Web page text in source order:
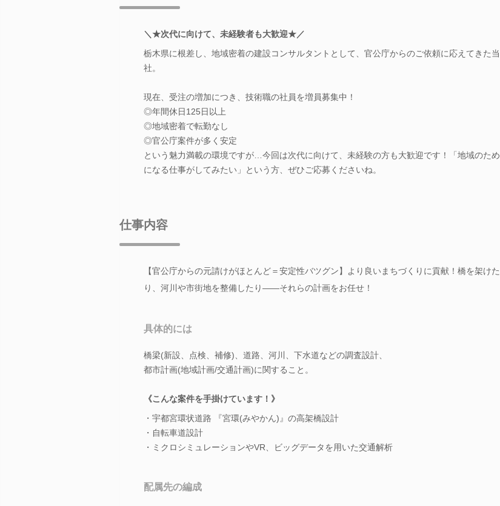
＼★次代に向けて、未経験者も大歓迎★／
栃木県に根差し、地域密着の建設コンサルタントとして、官公庁からのご依頼に応えてきた当
社。
現在、受注の増加につき、技術職の社員を増員募集中！
◎年間休日125日以上
◎地域密着で転勤なし
◎官公庁案件が多く安定
という魅力満載の環境ですが…今回は次代に向けて、未経験の方も大歓迎です！「地域のため
になる仕事がしてみたい」という方、ぜひご応募くださいね。
仕事内容
【官公庁からの元請けがほとんど＝安定性バツグン】より良いまちづくりに貢献！橋を架けた
り、河川や市街地を整備したり――それらの計画をお任せ！
具体的には
橋梁(新設、点検、補修)、道路、河川、下水道などの調査設計、
都市計画(地域計画/交通計画)に関すること。
《こんな案件を手掛けています！》
・宇都宮環状道路 『宮環(みやかん)』の高架橋設計
・自転車道設計
・ミクロシミュレーションやVR、ビッグデータを用いた交通解析
配属先の編成